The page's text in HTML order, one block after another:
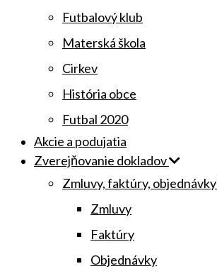
Futbalový klub
Materská škola
Cirkev
História obce
Futbal 2020
Akcie a podujatia
Zverejňovanie dokladov
Zmluvy, faktúry, objednávky
Zmluvy
Faktúry
Objednávky